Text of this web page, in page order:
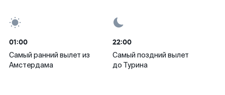
01:00
Самый ранний вылет из
Амстердама
22:00
Самый поздний вылет
до Турина